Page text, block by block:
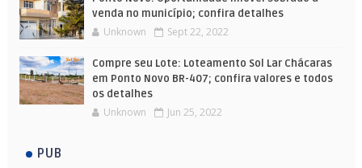
venda no município; confira detalhes
Unknown Sept 22, 2022
Compre seu Lote: Loteamento Sol Lar Chácaras
em Ponto Novo BR-407; confira valores e todos
os detalhes
Unknown Jun 25, 2022
PUB